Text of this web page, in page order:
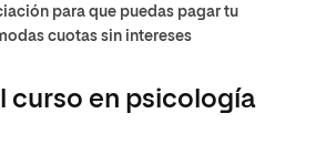
para que puedas pagar tu
cuotas sin intereses
curso en psicología